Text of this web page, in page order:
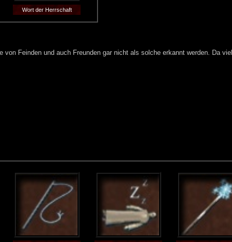
Wort der Herrschaft
Feinden und auch Freunden gar nicht als solche erkannt werden. Da